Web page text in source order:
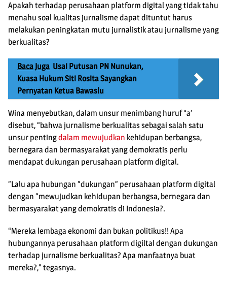
Apakah terhadap perusahaan platform digital yang tidak tahu
menahu soal kualitas jurnalisme dapat dituntut harus
melakukan peningkatan mutu jurnalistik atau jurnalisme yang
berkualitas?
Baca Juga Usai Putusan PN Nunukan,
Kuasa Hukum Siti Rosita Sayangkan
Pernyatan Ketua Bawaslu
Wina menyebutkan, dalam unsur menimbang huruf “a’
disebut, “bahwa jurnalisme berkualitas sebagai salah satu
unsur pentingdalam mewujudkan kehidupan berbangsa,
bernegara dan bermasyarakat yang demokratis perlu
mendapat dukungan perusahaan platform digital.
”Lalu apa hubungan ”dukungan” perusahaan platform digital
dengan “mewujudkan kehidupan berbangsa, bernegara dan
bermasyarakat yang demokratis di Indonesia?.
“Mereka lembaga ekonomi dan bukan politikus!! Apa
hubungannya perusahaan platform digiltal dengan dukungan
terhadap jurnalisme berkualitas? Apa manfaatnya buat
mereka?,” tegasnya.